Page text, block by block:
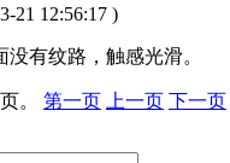
21 12:56:17 )
有纹路，触感光滑。
。 第一页 上一页 下一页